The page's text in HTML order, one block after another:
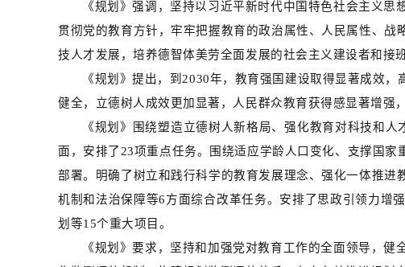
《规划》强调，坚持以习近平新时代中国特色社会主义
贯彻党的教育方针，牢牢把握教育的政治属性、人民属性、
技人才发展，培养德智体美劳全面发展的社会主义建设者和
《规划》提出，到2030年，教育强国建设取得显著成效
健全，立德树人成效更加显著，人民群众教育获得感显著增
《规划》围绕塑造立德树人新格局、强化教育对科技和
面，安排了23项重点任务。围绕适应学龄人口变化、支撑国
部署。明确了树立和践行科学的教育发展理念、强化一体推
机制和法治保障等6方面综合改革任务。安排了思政引领力增
划等15个重大项目。
《规划》要求，坚持和加强党对教育工作的全面领导，